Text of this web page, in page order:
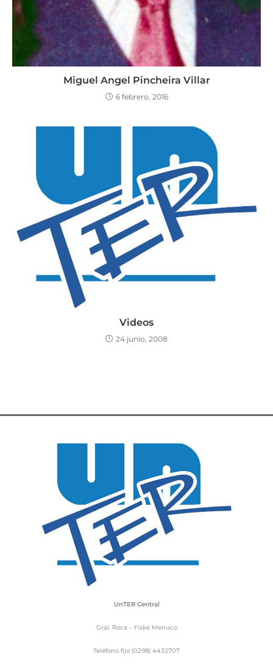
Miguel Angel Pincheira Villar
6 febrero, 2016
Videos
24 junio, 2008
UnTER Central
Gral. Roca – Fiske Menuco
Teléfono fijo (0298) 4432707